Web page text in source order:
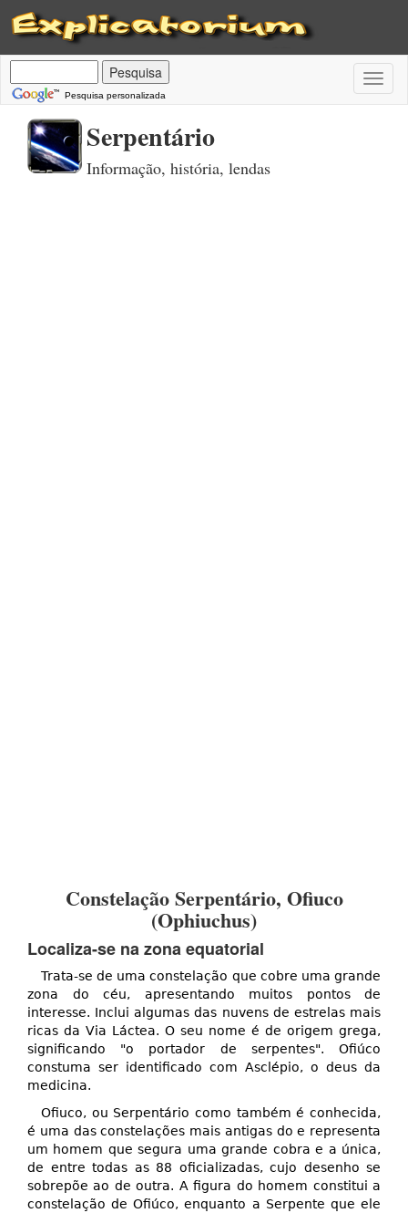
Pesquisa personalizada
Serpentário
Informação, história, lendas
Constelação Serpentário, Ofiuco
(Ophiuchus)
Localiza-se na zona equatorial
Trata-se de uma constelação que cobre uma grande
zona do céu, apresentando muitos pontos de
interesse. Inclui algumas das nuvens de estrelas mais
ricas da Via Láctea. O seu nome é de origem grega,
significando "o portador de serpentes". Ofiúco
constuma ser identificado com Asclépio, o deus da
medicina.
Ofiuco, ou Serpentário como também é conhecida,
é uma das constelações mais antigas do e representa
um homem que segura uma grande cobra e a única,
de entre todas as 88 oficializadas, cujo desenho se
sobrepõe ao de outra. A figura do homem constitui a
constelação de Ofiúco, enquanto a Serpente que ele